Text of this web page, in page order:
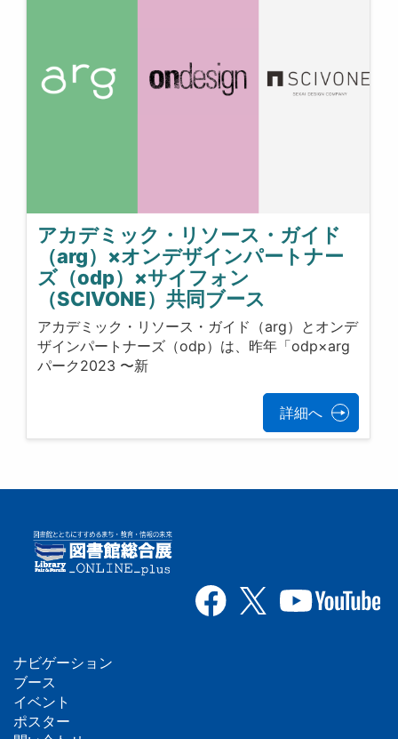
アカデミック・リソース・ガイド
（arg）×オンデザインパートナー
ズ（odp）×サイフォン
（SCIVONE）共同ブース
アカデミック・リソース・ガイド（arg）とオンデ
ザインパートナーズ（odp）は、昨年「odp×arg
パーク2023 〜新
詳細へ
フ
ッ
ナビゲーション
ブース
イベント
ポスター